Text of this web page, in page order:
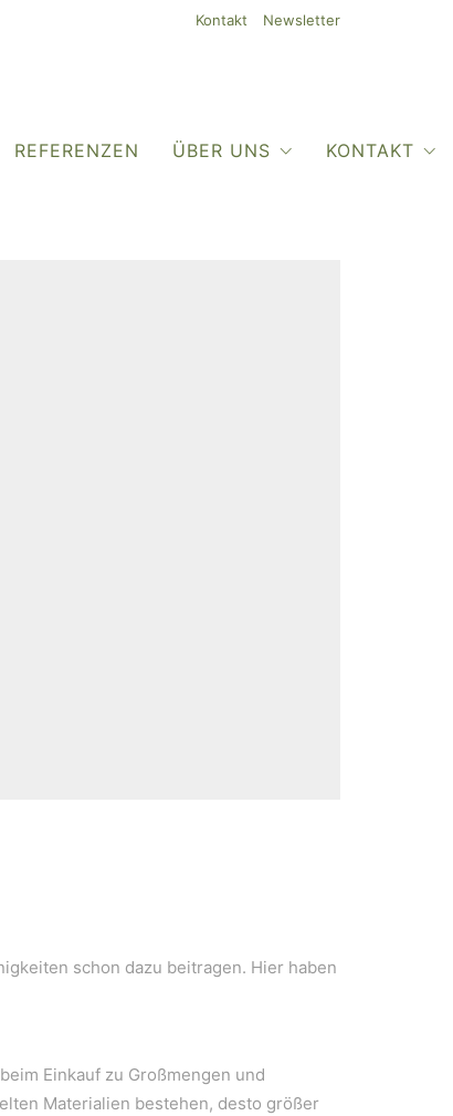
Kontakt Newsletter
REFERENZEN ÜBER UNS KONTAKT
schon dazu beitragen. Hier haben
Einkauf zu Großmengen und
Materialien bestehen, desto größer